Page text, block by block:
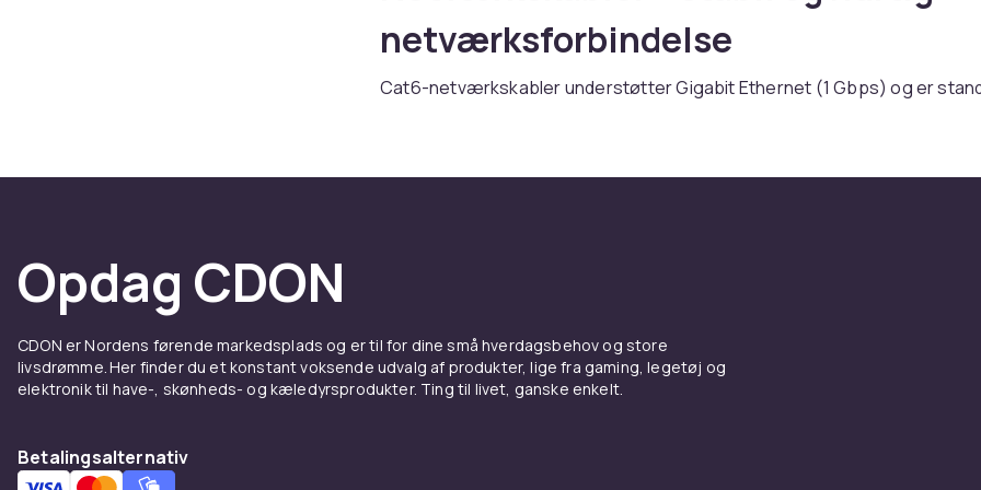
netværksforbindelse
Cat6-netværkskabler understøtter Gigabit Ethernet (1 Gbps) og er
Netværkskabler
Hos CDON finder du Netværkskabler fra ledende producenter til
Opdag CDON
CDON er Nordens førende markedsplads og er til for dine små hverdagsbehov og store
livsdrømme. Her finder du et konstant voksende udvalg af produkter, lige fra gaming, legetøj og
elektronik til have-, skønheds- og kæledyrsprodukter. Ting til livet, ganske enkelt.
Betalingsalternativ